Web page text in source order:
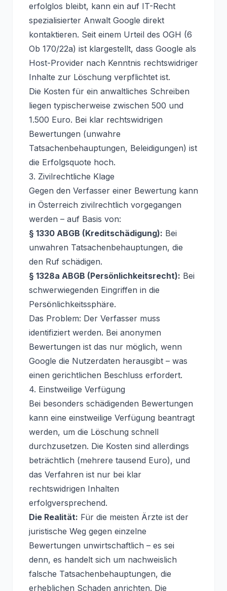
erfolglos bleibt, kann ein auf IT-Recht
spezialisierter Anwalt Google direkt
kontaktieren. Seit einem Urteil des OGH (6
Ob 170/22a) ist klargestellt, dass Google als
Host-Provider nach Kenntnis rechtswidriger
Inhalte zur Löschung verpflichtet ist.
Die Kosten für ein anwaltliches Schreiben
liegen typischerweise zwischen 500 und
1.500 Euro. Bei klar rechtswidrigen
Bewertungen (unwahre
Tatsachenbehauptungen, Beleidigungen) ist
die Erfolgsquote hoch.
3. Zivilrechtliche Klage
Gegen den Verfasser einer Bewertung kann
in Österreich zivilrechtlich vorgegangen
werden – auf Basis von:
§ 1330 ABGB (Kreditschädigung): Bei
unwahren Tatsachenbehauptungen, die
den Ruf schädigen.
§ 1328a ABGB (Persönlichkeitsrecht): Bei
schwerwiegenden Eingriffen in die
Persönlichkeitssphäre.
Das Problem: Der Verfasser muss
identifiziert werden. Bei anonymen
Bewertungen ist das nur möglich, wenn
Google die Nutzerdaten herausgibt – was
einen gerichtlichen Beschluss erfordert.
4. Einstweilige Verfügung
Bei besonders schädigenden Bewertungen
kann eine einstweilige Verfügung beantragt
werden, um die Löschung schnell
durchzusetzen. Die Kosten sind allerdings
beträchtlich (mehrere tausend Euro), und
das Verfahren ist nur bei klar
rechtswidrigen Inhalten
erfolgversprechend.
Die Realität: Für die meisten Ärzte ist der
juristische Weg gegen einzelne
Bewertungen unwirtschaftlich – es sei
denn, es handelt sich um nachweislich
falsche Tatsachenbehauptungen, die
erheblichen Schaden anrichten. Die